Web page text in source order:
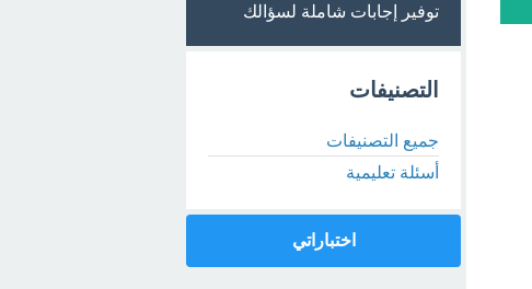
توفير إجابات شاملة لسؤالك
التصنيفات
جميع التصنيفات
أسئلة تعليمية
اختباراتي